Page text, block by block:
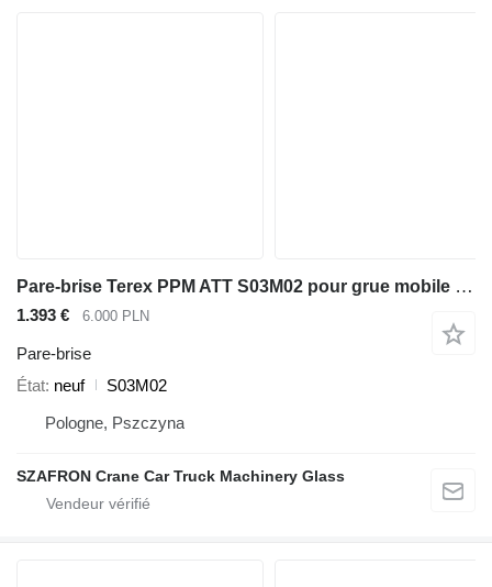
Pare-brise Terex PPM ATT S03M02 pour grue mobile Terex PPM Terex ATT
1.393 € 6.000 PLN
Pare-brise
État neuf
S03M02
Pologne, Pszczyna
SZAFRON Crane Car Truck Machinery Glass